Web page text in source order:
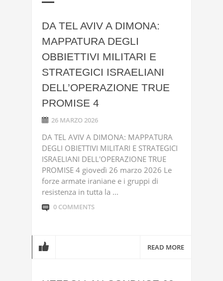
DA TEL AVIV A DIMONA:
MAPPATURA DEGLI
OBBIETTIVI MILITARI E
STRATEGICI ISRAELIANI
DELL’OPERAZIONE TRUE
PROMISE 4
26 MARZO 2026
DA TEL AVIV A DIMONA: MAPPATURA
DEGLI OBIETTIVI MILITARI E STRATEGICI
ISRAELIANI DELL'OPERAZIONE TRUE
PROMISE 4 giovedì 26 marzo 2026 Le
forze armate iraniane e i gruppi di
resistenza in tutta la ...
0 COMMENTS
READ MORE